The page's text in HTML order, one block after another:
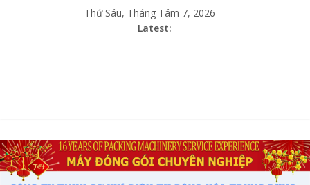
Thứ Sáu, Tháng Tám 7, 2026
Latest: